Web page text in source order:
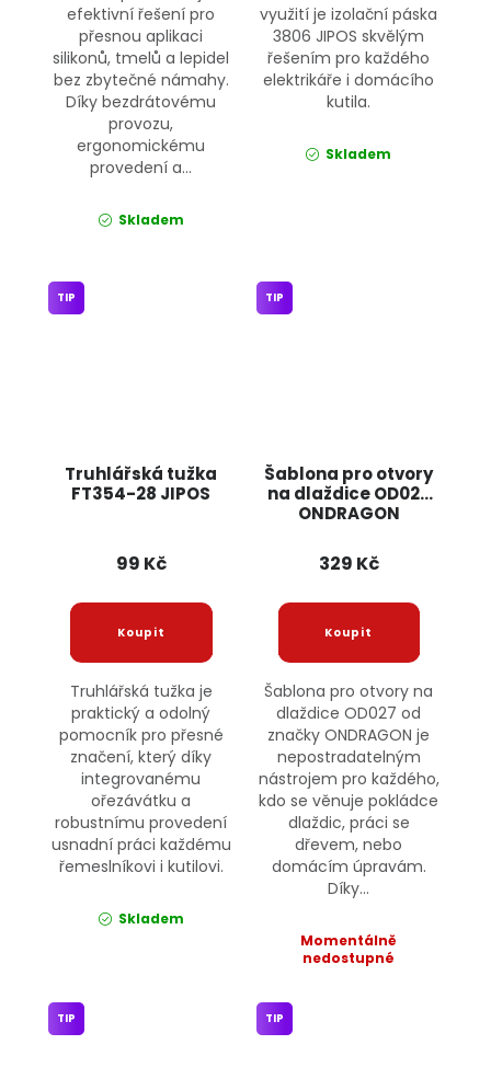
efektivní řešení pro
přesnou aplikaci
silikonů, tmelů a lepidel
bez zbytečné námahy.
Díky bezdrátovému
provozu,
ergonomickému
provedení a...
Skladem
využití je izolační páska
3806 JIPOS skvělým
řešením pro každého
elektrikáře i domácího
kutila.
Skladem
Truhlářská tužka
FT354-28 JIPOS
TIP
99 Kč
Truhlářská tužka je
praktický a odolný
pomocník pro přesné
značení, který díky
integrovanému
ořezávátku a
robustnímu provedení
usnadní práci každému
řemeslníkovi i kutilovi.
Skladem
Šablona pro otvory
na dlaždice OD027
ONDRAGON
TIP
329 Kč
Šablona pro otvory na
dlaždice OD027 od
značky ONDRAGON je
nepostradatelným
nástrojem pro každého,
kdo se věnuje pokládce
dlaždic, práci se
dřevem, nebo
domácím úpravám.
Díky...
Momentálně
nedostupné
TIP TIP